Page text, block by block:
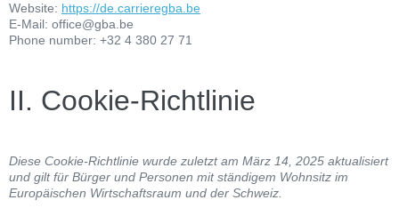
Website: https://de.carrieregba.be
E-Mail: office@gba.be
Phone number: +32 4 380 27 71
II. Cookie-Richtlinie
Diese Cookie-Richtlinie wurde zuletzt am März 14, 2025 aktualisiert
und gilt für Bürger und Personen mit ständigem Wohnsitz im
Europäischen Wirtschaftsraum und der Schweiz.